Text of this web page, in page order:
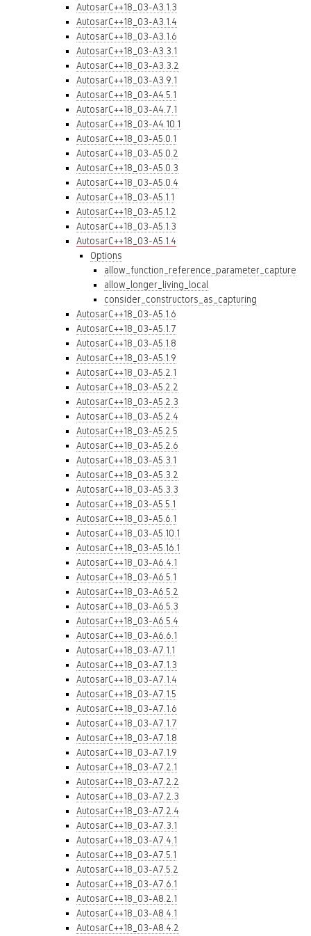
AutosarC++18_03-A3.1.3
AutosarC++18_03-A3.1.4
AutosarC++18_03-A3.1.6
AutosarC++18_03-A3.3.1
AutosarC++18_03-A3.3.2
AutosarC++18_03-A3.9.1
AutosarC++18_03-A4.5.1
AutosarC++18_03-A4.7.1
AutosarC++18_03-A4.10.1
AutosarC++18_03-A5.0.1
AutosarC++18_03-A5.0.2
AutosarC++18_03-A5.0.3
AutosarC++18_03-A5.0.4
AutosarC++18_03-A5.1.1
AutosarC++18_03-A5.1.2
AutosarC++18_03-A5.1.3
AutosarC++18_03-A5.1.4
Options
allow_function_reference_parameter_capture
allow_longer_living_local
consider_constructors_as_capturing
AutosarC++18_03-A5.1.6
AutosarC++18_03-A5.1.7
AutosarC++18_03-A5.1.8
AutosarC++18_03-A5.1.9
AutosarC++18_03-A5.2.1
AutosarC++18_03-A5.2.2
AutosarC++18_03-A5.2.3
AutosarC++18_03-A5.2.4
AutosarC++18_03-A5.2.5
AutosarC++18_03-A5.2.6
AutosarC++18_03-A5.3.1
AutosarC++18_03-A5.3.2
AutosarC++18_03-A5.3.3
AutosarC++18_03-A5.5.1
AutosarC++18_03-A5.6.1
AutosarC++18_03-A5.10.1
AutosarC++18_03-A5.16.1
AutosarC++18_03-A6.4.1
AutosarC++18_03-A6.5.1
AutosarC++18_03-A6.5.2
AutosarC++18_03-A6.5.3
AutosarC++18_03-A6.5.4
AutosarC++18_03-A6.6.1
AutosarC++18_03-A7.1.1
AutosarC++18_03-A7.1.3
AutosarC++18_03-A7.1.4
AutosarC++18_03-A7.1.5
AutosarC++18_03-A7.1.6
AutosarC++18_03-A7.1.7
AutosarC++18_03-A7.1.8
AutosarC++18_03-A7.1.9
AutosarC++18_03-A7.2.1
AutosarC++18_03-A7.2.2
AutosarC++18_03-A7.2.3
AutosarC++18_03-A7.2.4
AutosarC++18_03-A7.3.1
AutosarC++18_03-A7.4.1
AutosarC++18_03-A7.5.1
AutosarC++18_03-A7.5.2
AutosarC++18_03-A7.6.1
AutosarC++18_03-A8.2.1
AutosarC++18_03-A8.4.1
AutosarC++18_03-A8.4.2